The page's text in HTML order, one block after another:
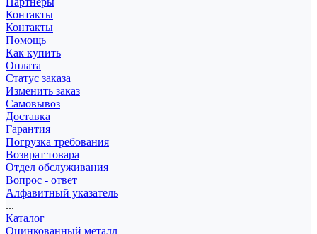
Контакты
Контакты
Помощь
Как купить
Оплата
Статус заказа
Изменить заказ
Самовывоз
Доставка
Гарантия
Погрузка требования
Возврат товара
Отдел обслуживания
Вопрос - ответ
Алфавитный указатель
...
Каталог
Оцинкованный металл